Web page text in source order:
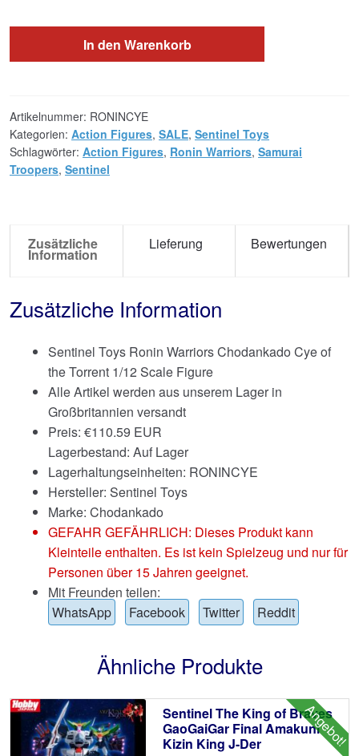
In den Warenkorb
Artikelnummer: RONINCYE
Kategorien: Action Figures, SALE, Sentinel Toys
Schlagwörter: Action Figures, Ronin Warriors, Samurai
Troopers, Sentinel
Zusätzliche
Information
Lieferung Bewertungen
Zusätzliche Information
Sentinel Toys Ronin Warriors Chodankado Cye of
the Torrent 1/12 Scale Figure
Alle Artikel werden aus unserem Lager in
Großbritannien versandt
Preis: €110.59 EUR
Lagerbestand: Auf Lager
Lagerhaltungseinheiten: RONINCYE
Hersteller: Sentinel Toys
Marke: Chodankado
GEFAHR GEFÄHRLICH: Dieses Produkt kann
Kleinteile enthalten. Es ist kein Spielzeug und nur für
Personen über 15 Jahren geeignet.
Mit Freunden teilen:
WhatsApp
Facebook Twitter Reddit
Ähnliche Produkte
Angebot!
Sentinel The King of Braves
GaoGaiGar Final Amakuni
Kizin King J-Der